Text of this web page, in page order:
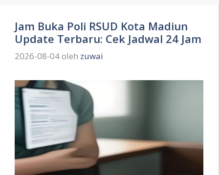
Jam Buka Poli RSUD Kota Madiun
Update Terbaru: Cek Jadwal 24 Jam
2026-08-04oleh zuwai